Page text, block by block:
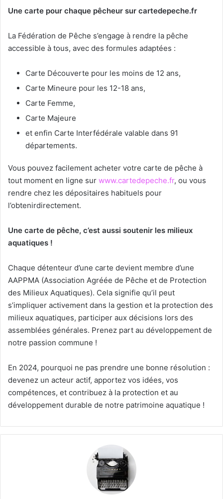
Une carte pour chaque pêcheur sur cartedepeche.fr
La Fédération de Pêche s’engage à rendre la pêche
accessible à tous, avec des formules adaptées :
Carte Découverte pour les moins de 12 ans,
Carte Mineure pour les 12-18 ans,
Carte Femme,
Carte Majeure
et enfin Carte Interfédérale valable dans 91
départements.
Vous pouvez facilement acheter votre carte de pêche à
tout moment en ligne sur www.cartedepeche.fr, ou vous
rendre chez les dépositaires habituels pour
l’obtenirdirectement.
Une carte de pêche, c’est aussi soutenir les milieux
aquatiques !
Chaque détenteur d’une carte devient membre d’une
AAPPMA (Association Agréée de Pêche et de Protection
des Milieux Aquatiques). Cela signifie qu’il peut
s’impliquer activement dans la gestion et la protection des
milieux aquatiques, participer aux décisions lors des
assemblées générales. Prenez part au développement de
notre passion commune !
En 2024, pourquoi ne pas prendre une bonne résolution :
devenez un acteur actif, apportez vos idées, vos
compétences, et contribuez à la protection et au
développement durable de notre patrimoine aquatique !